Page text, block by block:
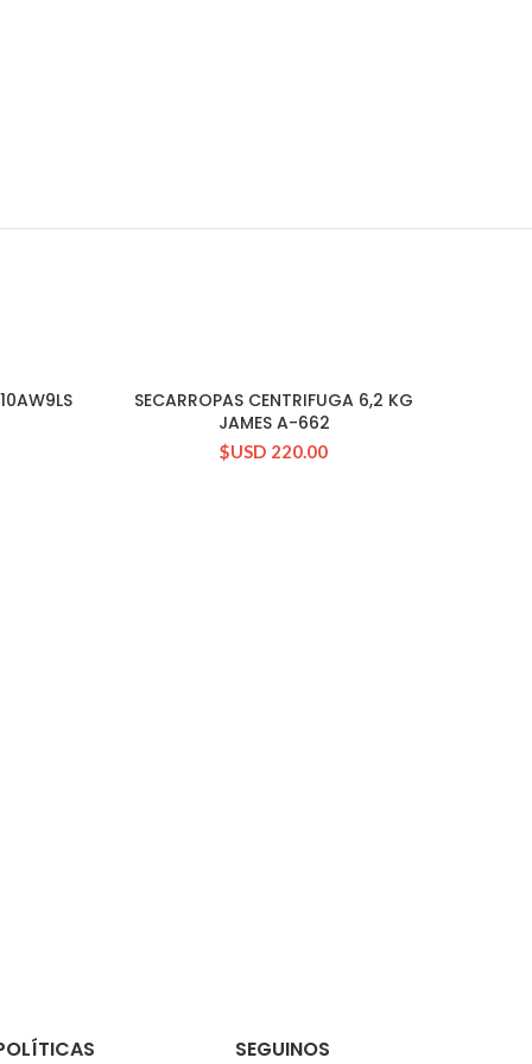
CONSULTAR STOCK
SECARROPAS CENTRIFUGA 6,2 KG
JAMES A-662
$USD 220.00
SEGUINOS